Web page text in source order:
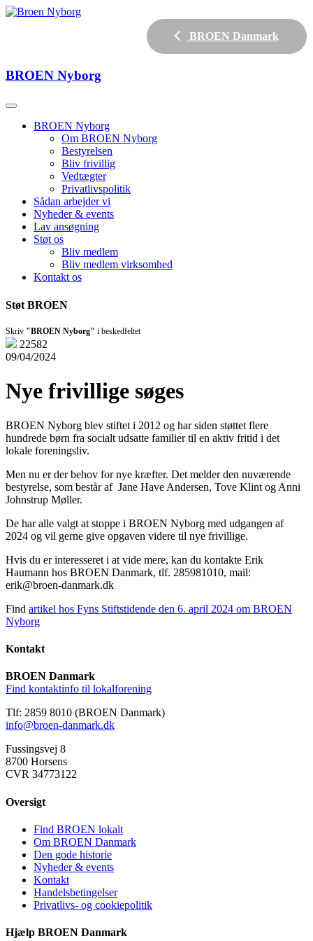
BROEN Danmark
BROEN Nyborg
BROEN Nyborg
Om BROEN Nyborg
Bestyrelsen
Bliv frivillig
Vedtægter
Privatlivspolitik
Sådan arbejder vi
Nyheder & events
Lav ansøgning
Støt os
Bliv medlem
Bliv medlem virksomhed
Kontakt os
Støt BROEN
Skriv "BROEN Nyborg" i beskedfeltet
22582
09/04/2024
Nye frivillige søges
BROEN Nyborg blev stiftet i 2012 og har siden støttet flere
hundrede børn fra socialt udsatte familier til en aktiv fritid i det
lokale foreningsliv.
Men nu er der behov for nye kræfter. Det melder den nuværende
bestyrelse, som består af Jane Have Andersen, Tove Klint og Anni
Johnstrup Møller.
De har alle valgt at stoppe i BROEN Nyborg med udgangen af
2024 og vil gerne give opgaven videre til nye frivillige.
Hvis du er interesseret i at vide mere, kan du kontakte Erik
Haumann hos BROEN Danmark, tlf. 285981010, mail:
erik@broen-danmark.dk
Find artikel hos Fyns Stiftstidende den 6. april 2024 om BROEN
Nyborg
Kontakt
BROEN Danmark
Find kontaktinfo til lokalforening
Tlf: 2859 8010 (BROEN Danmark)
info@broen-danmark.dk
Fussingsvej 8
8700 Horsens
CVR 34773122
Oversigt
Find BROEN lokalt
Om BROEN Danmark
Den gode historie
Nyheder & events
Kontakt
Handelsbetingelser
Privatlivs- og cookiepolitik
Hjælp BROEN Danmark